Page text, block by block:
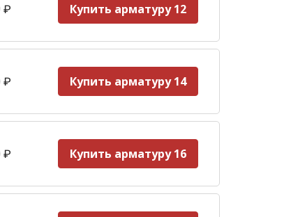
₽ Купить арматуру 12
₽ Купить арматуру 14
₽ Купить арматуру 16